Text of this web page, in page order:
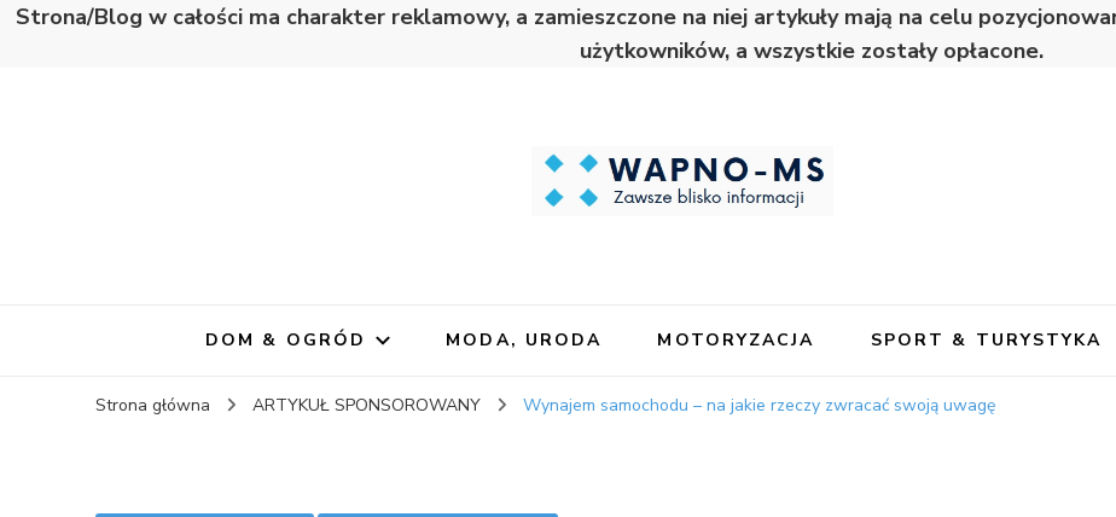
Strona/Blog w całości ma charakter reklamowy, a zamieszczone na niej artykuły mają na celu
użytkowników, a wszystkie zostały opłacone.
DOM & OGRÓD MODA, URODA MOTORYZACJA SPORT & TURYSTYKA
Strona główna ARTYKUŁ SPONSOROWANY Wynajem samochodu – na jakie rzeczy zwracać swoją uwagę